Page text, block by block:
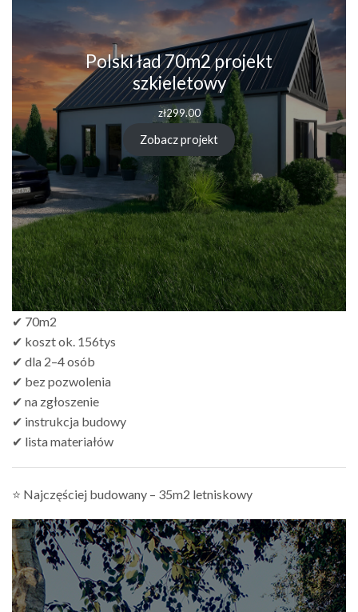
Polski ład 70m2 projekt
szkieletowy
zł299.00
Zobacz projekt
✔ 70m2
✔ koszt ok. 156tys
✔ dla 2–4 osób
✔ bez pozwolenia
✔ na zgłoszenie
✔ instrukcja budowy
✔ lista materiałów
⭐ Najczęściej budowany – 35m2 letniskowy